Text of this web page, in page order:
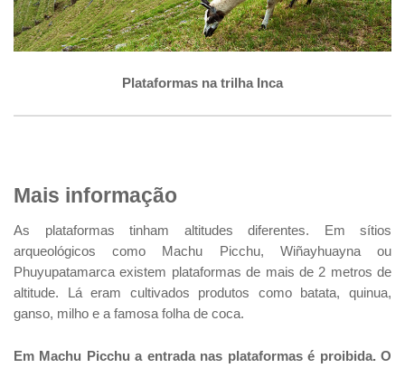
Plataformas na trilha Inca
Mais informação
As plataformas tinham altitudes diferentes. Em sítios
arqueológicos como Machu Picchu, Wiñayhuayna ou
Phuyupatamarca existem plataformas de mais de 2 metros de
altitude. Lá eram cultivados produtos como batata, quinua,
ganso, milho e a famosa folha de coca.
Em Machu Picchu a entrada nas plataformas é proibida. O